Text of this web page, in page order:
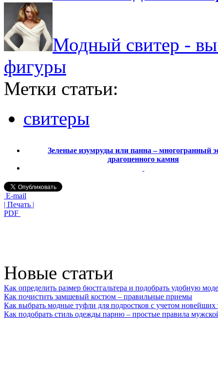
Модный свитер -
фигуры
Метки статьи:
свитеры
Зеленые изумруды или панна – многогранный
драгоценного камня
E-mail
| Печать |
PDF
Новые статьи
Как определить размер бюстгальтера и подобрать удобную
Как почистить замшевый костюм – правильные приемы
Как выбрать модные туфли для подростков с учетом новейших
Как подобрать стиль одежды парню – простые правила